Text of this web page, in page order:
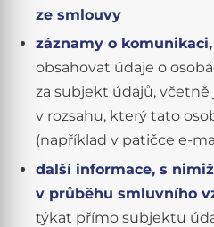
ze smlouvy
záznamy o komunikaci,
obsahovat údaje o
za subjekt údajů,
v rozsahu, který tato
(například v patičce e-
další informace, s
v průběhu smluvního
týkat přímo subjektu